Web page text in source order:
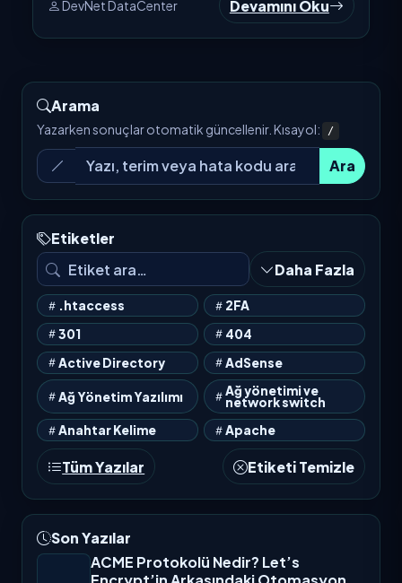
Bilgisayarların ve kullanıcı
TLS Transport Layer Security
Arama
Yazarken sonuçlar otomatik güncellenir. Kısayol: /
Etiketler
.htaccess
2FA
301
404
Active Directory
AdSense
Ağ Yönetim Yazılımı Ağ yönetimi ve
network switch
Anahtar Kelime
Apache
Tüm Yazılar